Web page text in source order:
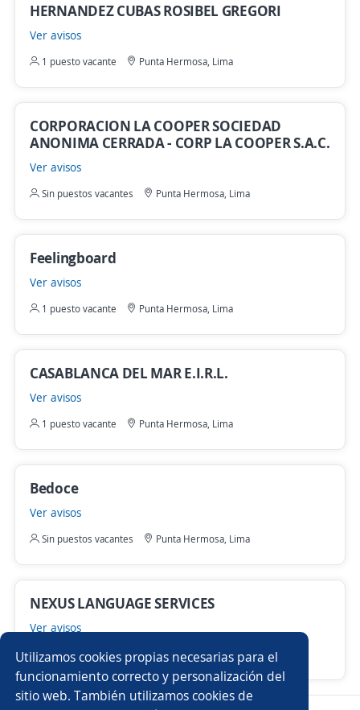
HERNANDEZ CUBAS ROSIBEL GREGORI
Ver avisos
1 puesto vacante Punta Hermosa, Lima
CORPORACION LA COOPER SOCIEDAD
ANONIMA CERRADA - CORP LA COOPER S.A.C.
Ver avisos
Sin puestos vacantes Punta Hermosa, Lima
Feelingboard
Ver avisos
1 puesto vacante Punta Hermosa, Lima
CASABLANCA DEL MAR E.I.R.L.
Ver avisos
1 puesto vacante Punta Hermosa, Lima
Bedoce
Ver avisos
Sin puestos vacantes Punta Hermosa, Lima
NEXUS LANGUAGE SERVICES
Ver avisos
Sin puestos vacantes Punta Hermosa, Lima
Utilizamos cookies propias necesarias para el
funcionamiento correcto y personalización del
sitio web. También utilizamos cookies de